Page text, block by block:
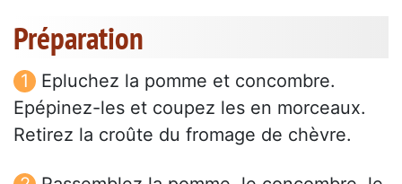
Préparation
Epluchez la pomme et concombre.
Epépinez-les et coupez les en morceaux.
Retirez la croûte du fromage de chèvre.